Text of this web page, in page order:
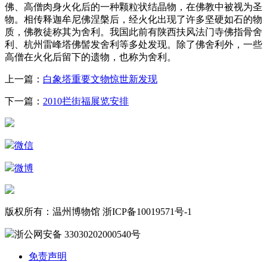
佛、高僧肉身火化后的一种颗粒状结晶物，在佛教中被视为圣
物。相传释迦牟尼佛涅槃后，经火化出现了许多坚硬如石的物
质，佛教徒称其为舍利。我国此前有陕西扶风法门寺佛指骨舍
利、 杭州雷峰塔佛髻发舍利等多处发现。除了佛舍利外，一些
高僧在火化后留下的遗物，也称为舍利。
上一篇： 白象塔重要文物惊世新发现
下一篇： 2010拦街福展览安排
微信
微博
版权所有：温州博物馆 浙ICP备10019571号-1
浙公网安备 33030202000540号
免责声明